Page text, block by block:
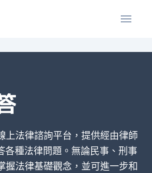
上法律諮詢平台，提供經由律師
各種法律問題。無論民事、刑事
握法律基礎觀念，並可進一步和